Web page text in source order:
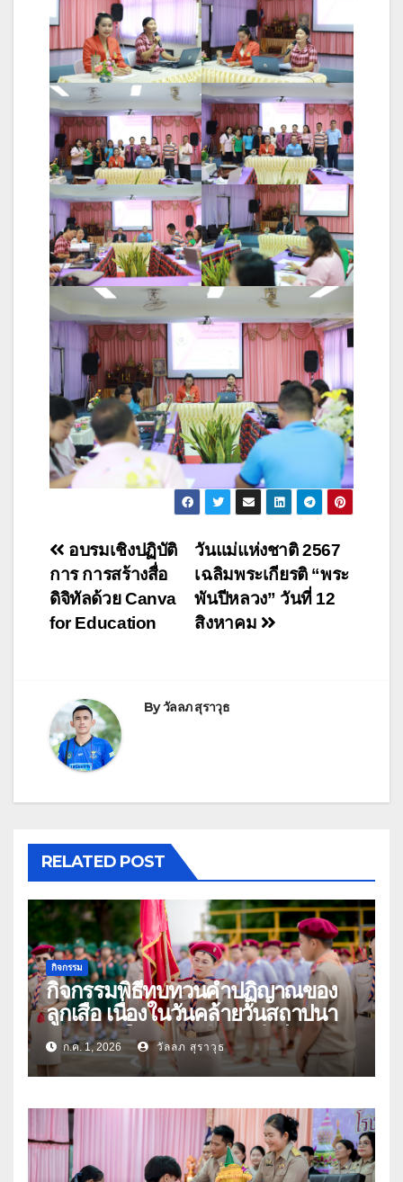
วันแม่แห่งชาติ 2567
เฉลิมพระเกียรติ “พระ
พันปีหลวง” วันที่ 12
สิงหาคม
อบรมเชิงปฏิบัติ
การ การสร้างสื่อ
ดิจิทัลด้วย Canva
for Education
Byวัลลภ สุราวุธ
RELATED POST
กิจกรรม
กิจกรรมพิธีทบทวนคำปฏิญาณของ
ลูกเสือ เนื่องในวันคล้ายวันสถาปนา
คณะลูกเสือแห่งชาติ ประจำปี 2569
ก.ค. 1, 2026 วัลลภ สุราวุธ